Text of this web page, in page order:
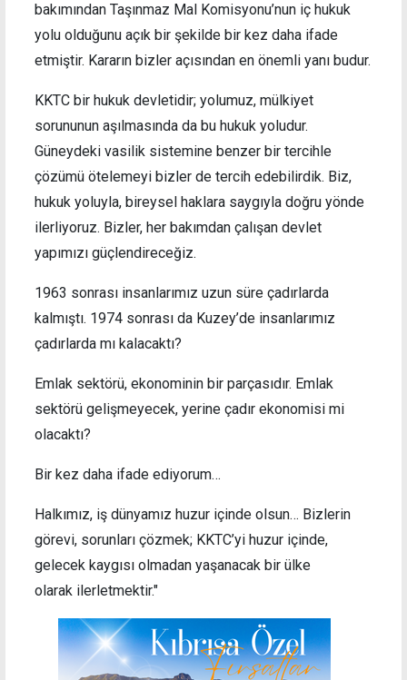
bakımından Taşınmaz Mal Komisyonu’nun iç hukuk
yolu olduğunu açık bir şekilde bir kez daha ifade
etmiştir. Kararın bizler açısından en önemli yanı budur.
KKTC bir hukuk devletidir; yolumuz, mülkiyet
sorununun aşılmasında da bu hukuk yoludur.
Güneydeki vasilik sistemine benzer bir tercihle
çözümü ötelemeyi bizler de tercih edebilirdik. Biz,
hukuk yoluyla, bireysel haklara saygıyla doğru yönde
ilerliyoruz. Bizler, her bakımdan çalışan devlet
yapımızı güçlendireceğiz.
1963 sonrası insanlarımız uzun süre çadırlarda
kalmıştı. 1974 sonrası da Kuzey’de insanlarımız
çadırlarda mı kalacaktı?
Emlak sektörü, ekonominin bir parçasıdır. Emlak
sektörü gelişmeyecek, yerine çadır ekonomisi mi
olacaktı?
Bir kez daha ifade ediyorum…
Halkımız, iş dünyamız huzur içinde olsun… Bizlerin
görevi, sorunları çözmek; KKTC’yi huzur içinde,
gelecek kaygısı olmadan yaşanacak bir ülke
olarak ilerletmektir."